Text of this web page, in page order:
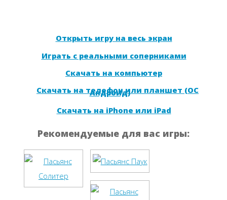
Открыть игру на весь экран
Играть с реальными соперниками
Скачать на компьютер
Скачать на телефон или планшет (ОС
Андроид)
Скачать на iPhone или iPad
Рекомендуемые для вас игры: